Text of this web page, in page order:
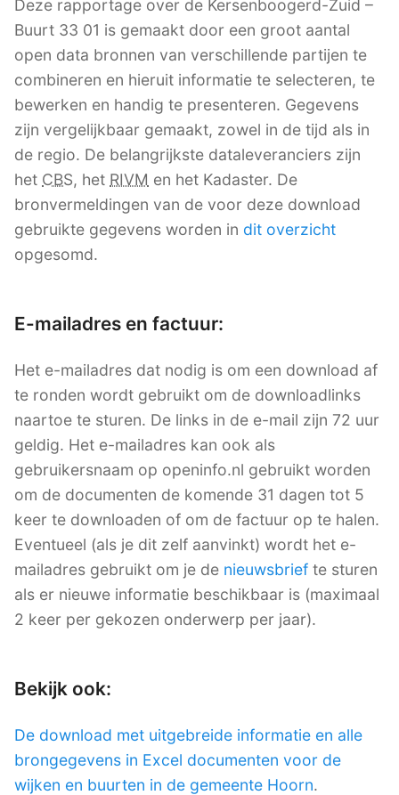
Deze rapportage over de Kersenboogerd-Zuid –
Buurt 33 01 is gemaakt door een groot aantal
open data bronnen van verschillende partijen te
combineren en hieruit informatie te selecteren, te
bewerken en handig te presenteren. Gegevens
zijn vergelijkbaar gemaakt, zowel in de tijd als in
de regio. De belangrijkste dataleveranciers zijn
het CBS, het RIVM en het Kadaster. De
bronvermeldingen van de voor deze download
gebruikte gegevens worden in dit overzicht
opgesomd.
E-mailadres en factuur:
Het e-mailadres dat nodig is om een download af
te ronden wordt gebruikt om de downloadlinks
naartoe te sturen. De links in de e-mail zijn 72 uur
geldig. Het e-mailadres kan ook als
gebruikersnaam op openinfo.nl gebruikt worden
om de documenten de komende 31 dagen tot 5
keer te downloaden of om de factuur op te halen.
Eventueel (als je dit zelf aanvinkt) wordt het e-
mailadres gebruikt om je de nieuwsbrief te sturen
als er nieuwe informatie beschikbaar is (maximaal
2 keer per gekozen onderwerp per jaar).
Bekijk ook:
De download met uitgebreide informatie en alle
brongegevens in Excel documenten voor de
wijken en buurten in de gemeente Hoorn.